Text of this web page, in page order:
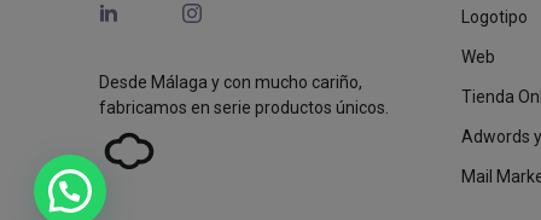
Desde Málaga y con mucho cariño,
fabricamos en serie productos únicos.
Logotipo
Web
Tienda
Adwords
Mail